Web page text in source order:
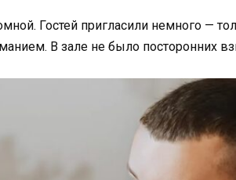
Гостей пригласили немного —
В зале не было посторонних